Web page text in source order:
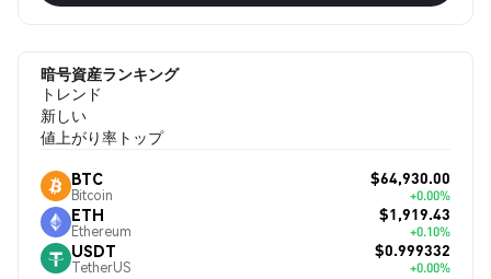
暗号資産ランキング
トレンド
新しい
値上がり率トップ
BTC
Bitcoin
$64,930.00
+0.00%
ETH
Ethereum
$1,919.43
+0.10%
USDT
TetherUS
$0.999332
+0.00%